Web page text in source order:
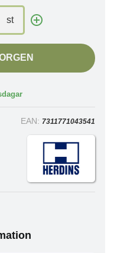
st
EAN: 7311771043541